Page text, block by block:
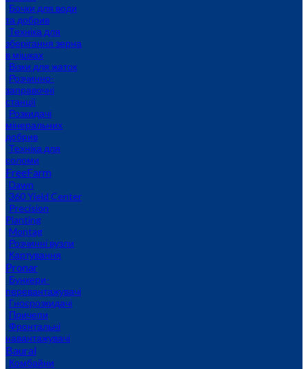
Бочки для води
та добрив
Техніка для
зберігання зерна
в мішках
Візки для жаток
Розчинно-
заправочні
станції
Розкидачі
мінеральних
добрив
Техніка для
соломи
FreeFarm
Dawn
360 Yield Center
Precision
Planting
Montag
Розчинні вузли
Картування
Pronar
Бункери-
перевантажувачі
Гноєрозкидачі
Причепи
Фронтальні
навантажувачі
Baural
Комбайни